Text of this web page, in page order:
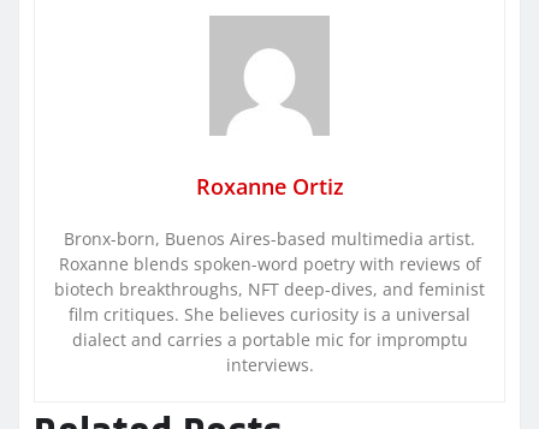
Roxanne Ortiz
Bronx-born, Buenos Aires-based multimedia artist.
Roxanne blends spoken-word poetry with reviews of
biotech breakthroughs, NFT deep-dives, and feminist
film critiques. She believes curiosity is a universal
dialect and carries a portable mic for impromptu
interviews.